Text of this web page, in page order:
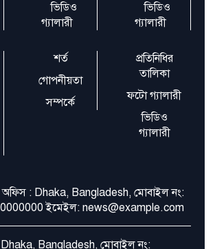
ভিডিও
গ্যালারী
ভিডিও
গ্যালারী
শর্ত
গোপনীয়তা
সম্পর্কে
প্রতিনিধির
তালিকা
ফটো গ্যালারী
ভিডিও
গ্যালারী
অফিস : Dhaka, Bangladesh, মোবাইল নং:
ইমেইল: news@example.com
Bangladesh, মোবাইল নং: